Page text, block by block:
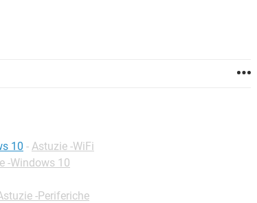
10 - Astuzie -WiFi
-Windows 10
-Periferiche